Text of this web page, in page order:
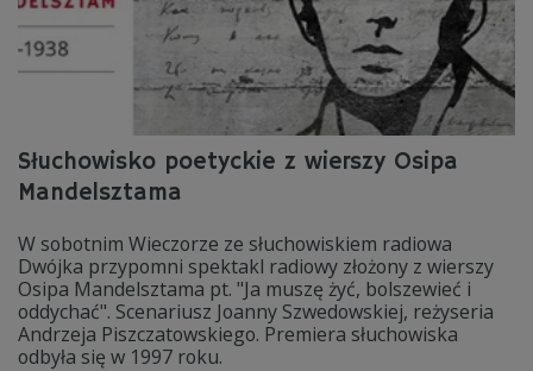
Słuchowisko poetyckie z wierszy Osipa
Mandelsztama
W sobotnim Wieczorze ze słuchowiskiem radiowa
Dwójka przypomni spektakl radiowy złożony z wierszy
Osipa Mandelsztama pt. "Ja muszę żyć, bolszewieć i
oddychać". Scenariusz Joanny Szwedowskiej, reżyseria
Andrzeja Piszczatowskiego. Premiera słuchowiska
odbyła się w 1997 roku.